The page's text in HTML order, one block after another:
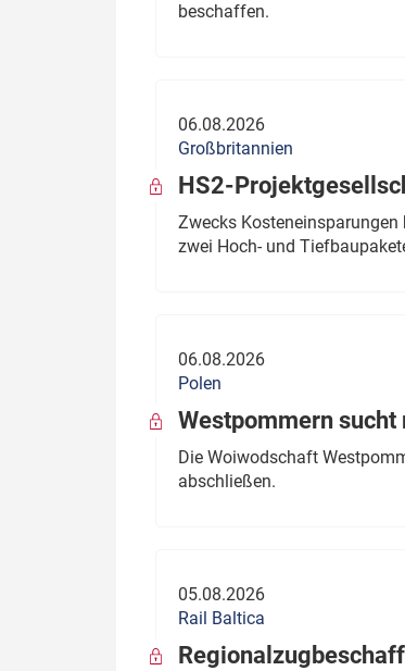
beschaffen.
06.08.2026
Großbritannien
HS2-
Zwecks
zwei Hoch- und
06.08.2026
Polen
Westpommern
Die Woiwodschaft
abschließen.
05.08.2026
Rail Baltica